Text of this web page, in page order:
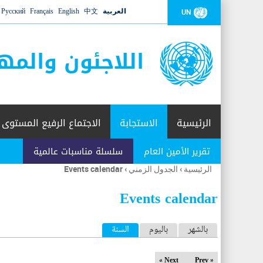
UN العربية 中文
English
Français
Русский
اللاجئون
الرئيسية الاستجابة
تقرير الأمين العام سلسلة مناسبات عالمية
الاجتماع الرفيع المستوى
أنت
هنا
الرئيسية › الجدول الزمني ›
Events calendar
Events calendar
ا
ل
بالشهر باليوم السنة (علامة التبويب النشطة)